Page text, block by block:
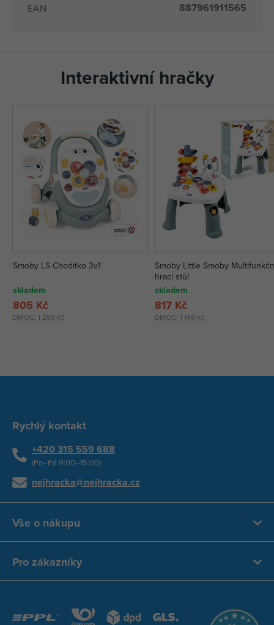
EAN 887961911565
Interaktivní hračky
Smoby LS Chodítko 3v1
skladem
DMOC: 1 299 Kč
805 Kč
Smoby Little Smoby
hrací stůl
skladem
DMOC: 1 149 Kč
817 Kč
Rychlý kontakt
+420 315 559 688
(Po–Pá 9:00–15:00)
nejhracka@nejhracka.cz
Vše o nákupu
Pro zákazníky